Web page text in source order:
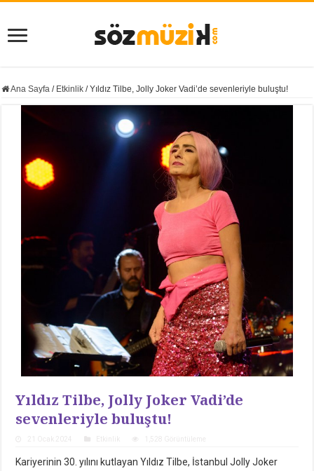
Ana Sayfa / Etkinlik / Yıldız Tilbe, Jolly Joker Vadi’de sevenleriyle buluştu!
Yıldız Tilbe, Jolly Joker Vadi’de
sevenleriyle buluştu!
Kariyerinin 30. yılını kutlayan Yıldız Tilbe, İstanbul Jolly Joker